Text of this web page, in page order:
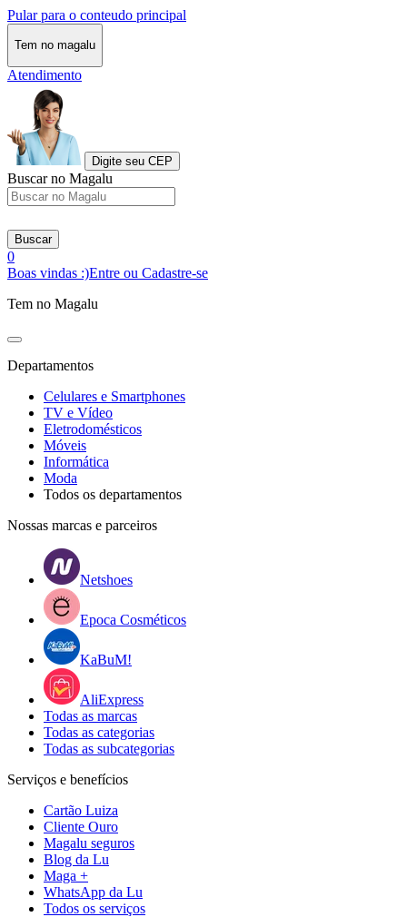
Pular para o conteudo principal
Tem no magalu
Atendimento
Digite seu CEP
Buscar no Magalu
Buscar
0
Boas vindas :)Entre ou Cadastre-se
Tem no Magalu
Departamentos
Celulares e Smartphones
TV e Vídeo
Eletrodomésticos
Móveis
Informática
Moda
Todos os departamentos
Nossas marcas e parceiros
Netshoes
Epoca Cosméticos
KaBuM!
AliExpress
Todas as marcas
Todas as categorias
Todas as subcategorias
Serviços e benefícios
Cartão Luiza
Cliente Ouro
Magalu seguros
Blog da Lu
Maga +
WhatsApp da Lu
Todos os serviços